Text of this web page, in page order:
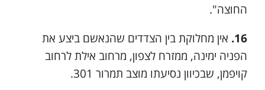
החוצה".
16. אין מחלוקת בין הצדדים שהנאשם ביצע את
הפניה ימינה, ממזרח לצפון, מרחוב אילת לרחוב
קויפמן, שבכיוון נסיעתו מוצב תמרור 301.